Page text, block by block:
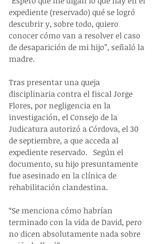
expediente (reservado) qué se logró
descubrir y, sobre todo, quiero
conocer cómo van a resolver el caso
de desaparición de mi hijo”, señaló la
madre.
Tras presentar una queja
disciplinaria contra el fiscal Jorge
Flores, por negligencia en la
investigación, el Consejo de la
Judicatura autorizó a Córdova, el 30
de septiembre, a que acceda al
expediente reservado.   Según el
documento, su hijo presuntamente
fue asesinado en la clínica de
rehabilitación clandestina.
“Se menciona cómo habrían
terminado con la vida de David, pero
no dicen absolutamente nada sobre